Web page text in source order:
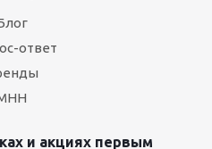
ответ
и акциях первым